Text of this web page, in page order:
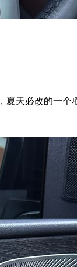
夏天必改的一个